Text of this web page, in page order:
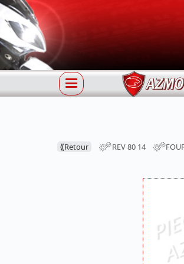
⟪Retour REV 80 14